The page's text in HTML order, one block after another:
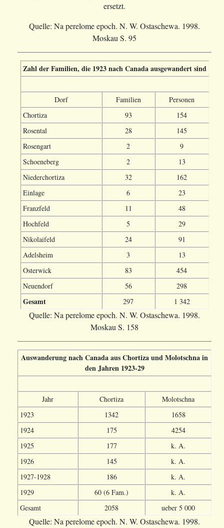
ersetzt.
Quelle: Na perelome epoch. N. W. Ostaschewa. 1998.
Moskau S. 95
Zahl der Familien, die 1923 nach Canada ausgewandert sind
Dorf Familien
Personen
Chortiza
93
154
Rosental
28
145
Rosengart
2
9
Schoeneberg
2
13
Niederchortiza
32
162
Einlage
6
23
Franzfeld
11
48
Hochfeld
5
29
Nikolaifeld
24
91
Adelsheim
3
13
Osterwick
83
454
Neuendorf
56 298
Gesamt 297 1 342
Quelle: Na perelome epoch. N. W. Ostaschewa. 1998.
Moskau S. 158
Auswanderung nach Canada aus Chortiza und Molotschna in
den Jahren 1923-29
Jahr Chortiza
Molotschna
1923
1342
1658
1924
175
4254
1925
177
k. A.
1926
145
k. A.
1927-1928
186
k. A.
1929
60 (6 Fam.)
k. A.
Gesamt
2058 ueber 5 000
Quelle: Na perelome epoch. N. W. Ostaschewa. 1998.